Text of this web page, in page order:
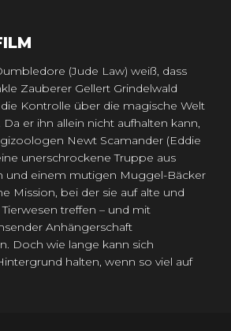
(Jude Law) weiß, dass
Zauberer Gellert Grindelwald
Kontrolle über die magische Welt
Da er ihn allein nicht aufhalten kann,
Newt Scamander (Eddie
unerschrockene Truppe aus
und einem mutigen Muggel-Bäcker
Mission, bei der sie auf alte und
treffen – und mit
Anhängerschaft
Doch wie lange kann sich
halten, wenn so viel auf